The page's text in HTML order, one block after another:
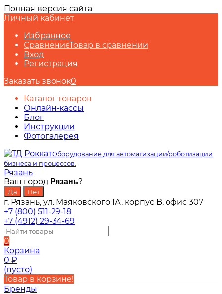
Полная версия сайта
Личный кабинет
Избранное
СравнениеТовар в сравнении
Вход
Регистрация
Заказать звонок0
Каталог товаров
Онлайн-кассы
Блог
Инструкции
Фотогалерея
Оборудование для автоматизации/роботизации
бизнеса и процессов.
Рязань
Ваш город Рязань?
г. Рязань, ул. Маяковского 1А, корпус B, офис 307
+7 (800) 511-29-18
+7 (4912) 29-34-69
0
Корзина
0 ₽
(пусто)
Товар в корзине!
Бренды